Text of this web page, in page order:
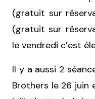
(gratuit sur
(gratuit sur
le vendredi c’est
Il y a aussi 2
Brothers le 26 juin